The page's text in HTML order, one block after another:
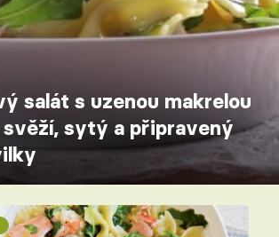
salát s uzenou makrelou
sytý a připravený